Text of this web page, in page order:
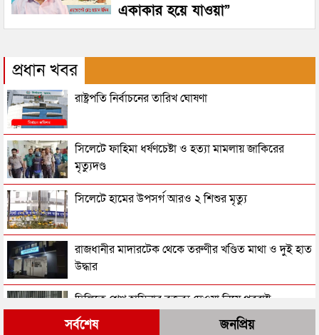
একাকার হয়ে যাওয়া”
প্রধান খবর
রাষ্ট্রপতি নির্বাচনের তারিখ ঘোষণা
সিলেটে ফাহিমা ধর্ষণচেষ্টা ও হত্যা মামলায় জাকিরের
মৃত্যুদণ্ড
সিলেটে হামের উপসর্গ আরও ২ শিশুর মৃত্যু
রাজধানীর মাদারটেক থেকে তরুণীর খণ্ডিত মাথা ও দুই হাত
উদ্ধার
দিল্লিতে শেখ হাসিনার বক্তব্য দেওয়া নিয়ে পররাষ্ট্র
মন্ত্রণালয়ের ক্ষোভ
সর্বশেষ জনপ্রিয়